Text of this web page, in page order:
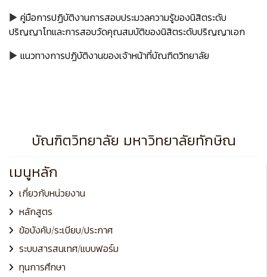
▶ คู่มือการปฏิบัติงานการสอบประมวลความรู้ของนิสิตระดับ
ปริญญาโทและการสอบวัดคุณสมบัติของนิสิตระดับปริญญาเอก
▶ แนวทางการปฏิบัติงานของเจ้าหน้าที่บัณฑิตวิทยาลัย
บัณฑิตวิทยาลัย มหาวิทยาลัยทักษิณ
เมนูหลัก
เกี่ยวกับหน่วยงาน
หลักสูตร
ข้อบังคับ/ระเบียบ/ประกาศ
ระบบสารสนเทศ/แบบฟอร์ม
ทุนการศึกษา